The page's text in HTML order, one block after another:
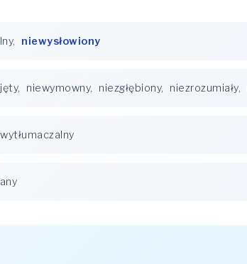
, niewysłowiony
, niewymowny, niezgłębiony, niezrozumiały,